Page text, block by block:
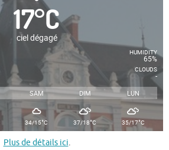
17°C
ciel dégagé
HUMIDITY
65%
CLOUDS
-
SAM DIM LUN
34/15°C 37/18°C 35/17°C
Plus de détails ici.